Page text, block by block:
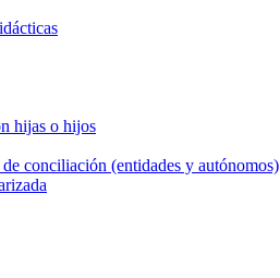
hijas o hijos
conciliación (entidades y autónomos)